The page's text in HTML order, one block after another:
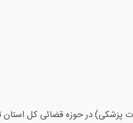
پزشکی) در حوزه قضائی کل استان